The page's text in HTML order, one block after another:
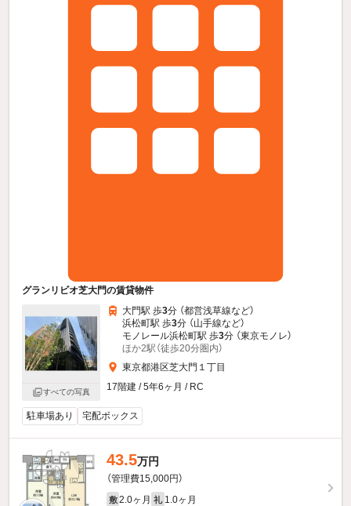
グランリビオ芝大門の賃貸物件
すべての写真
大門駅 歩3分 （都営浅草線など）
浜松町駅 歩3分 （山手線など）
モノレール浜松町駅 歩3分 （東京モノレ）
ほか2駅（徒歩20分圏内）
東京都港区芝大門１丁目
17階建 / 5年6ヶ月 / RC
駐車場あり 宅配ボックス
43.5万円
（管理費15,000円）
敷 2.0ヶ月 礼 1.0ヶ月